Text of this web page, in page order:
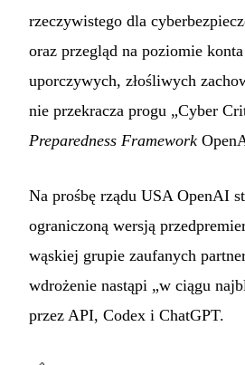
rzeczywistego dla
oraz przegląd na poziomie
uporczywych, złośliwych
nie przekracza progu „Cyber
Preparedness Framework
Na prośbę rządu USA OpenAI
ograniczoną wersją
wąskiej grupie zaufanych
wdrożenie nastąpi „w ciągu
przez API, Codex i ChatGPT.